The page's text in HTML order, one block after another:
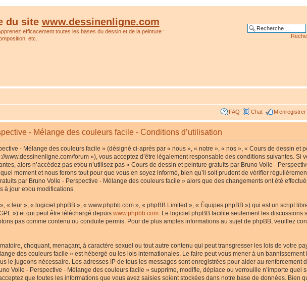
du site www.dessinenligne.com
efficacement toutes les bases du dessin et de la peinture :
etc.
FAQ Chat M’enregistrer
- Mélange des couleurs facile - Conditions d’utilisation
- Mélange des couleurs facile » (désigné ci-après par « nous », « notre », « nos », « Cours de dessin et
forum »), vous acceptez d’être légalement responsable des conditions suivantes. Si
alors n’accédez pas et/ou n’utilisez pas « Cours de dessin et peinture gratuits par Bruno Volle -
moment et nous ferons tout pour que vous en soyez informé, bien qu’il soit prudent de vérifier
par Bruno Volle - Perspective - Mélange des couleurs facile » alors que des changements ont été
à jour et/ou modifications.
« leur », « logiciel phpBB », « www.phpbb.com », « phpBB Limited », « Équipes phpBB ») qui est un script
») et qui peut être téléchargé depuis www.phpbb.com. Le logiciel phpBB facilite seulement les discussions
pas comme contenu ou conduite permis. Pour de plus amples informations au sujet de phpBB, veuillez
choquant, menaçant, à caractère sexuel ou tout autre contenu qui peut transgresser les lois de votre
des couleurs facile » est hébergé ou les lois internationales. Le faire peut vous mener à un bannissement
le jugeons nécessaire. Les adresses IP de tous les messages sont enregistrées pour aider au renforcement
Volle - Perspective - Mélange des couleurs facile » supprime, modifie, déplace ou verrouille n’importe quel
que toutes les informations que vous avez saisies soient stockées dans notre base de données. Bien